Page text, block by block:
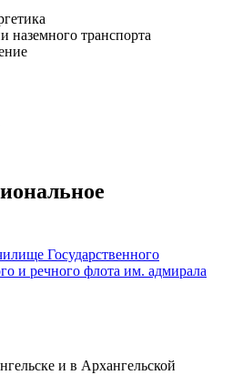
наземного транспорта
Государственного
и речного флота им. адмирала
и в Архангельской